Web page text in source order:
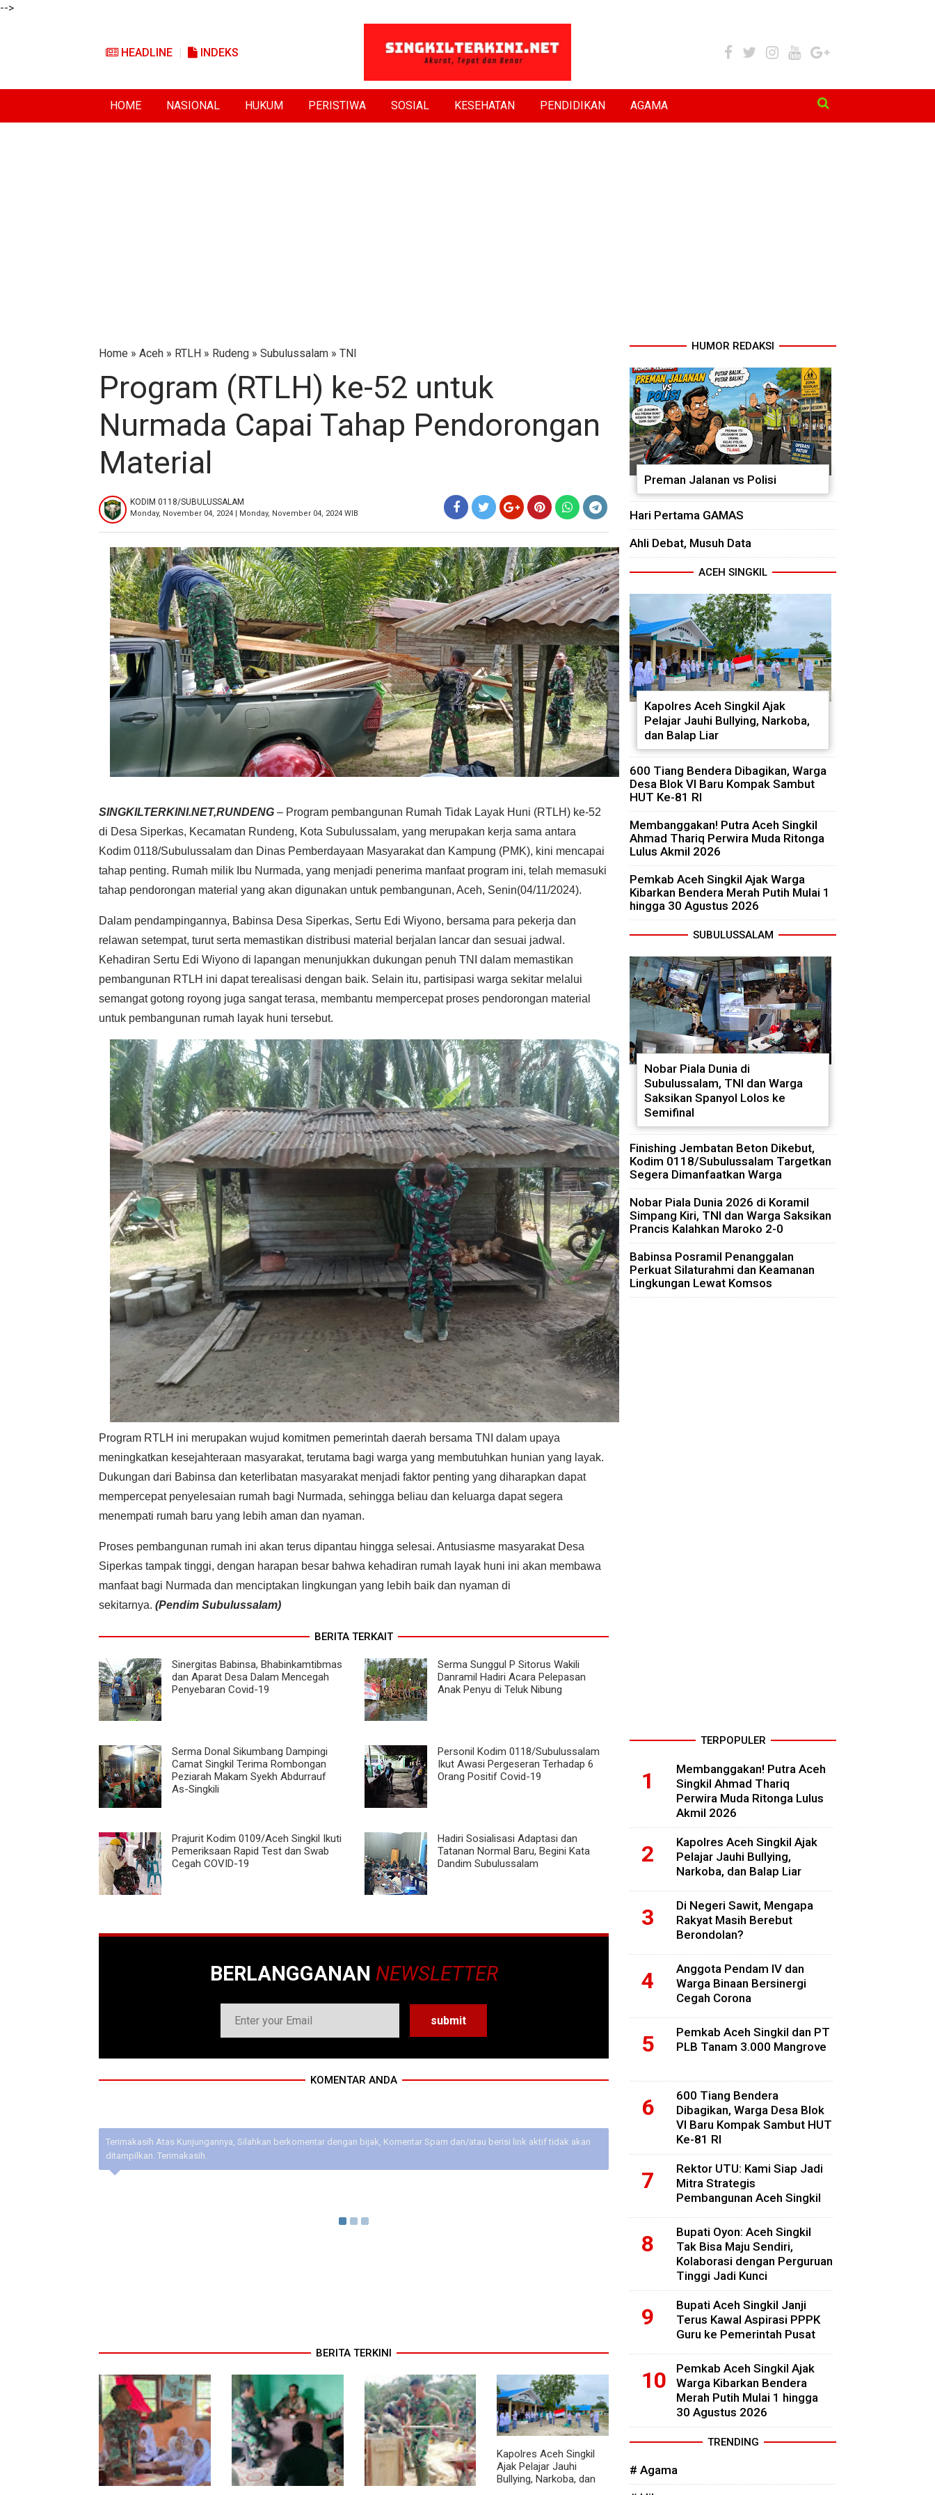
-->
HEADLINE INDEKS
HOME NASIONAL HUKUM PERISTIWA SOSIAL KESEHATAN PENDIDIKAN AGAMA
Home » Aceh » RTLH » Rudeng » Subulussalam » TNI
Program (RTLH) ke-52 untuk
Nurmada Capai Tahap Pendorongan
Material
KODIM 0118/SUBULUSSALAM
Monday, November 04, 2024 | Monday, November 04, 2024 WIB
SINGKILTERKINI.NET,RUNDENG – Program pembangunan Rumah Tidak Layak Huni (RTLH) ke-52
di Desa Siperkas, Kecamatan Rundeng, Kota Subulussalam, yang merupakan kerja sama antara
Kodim 0118/Subulussalam dan Dinas Pemberdayaan Masyarakat dan Kampung (PMK), kini mencapai
tahap penting. Rumah milik Ibu Nurmada, yang menjadi penerima manfaat program ini, telah memasuki
tahap pendorongan material yang akan digunakan untuk pembangunan, Aceh, Senin(04/11/2024).
Dalam pendampingannya, Babinsa Desa Siperkas, Sertu Edi Wiyono, bersama para pekerja dan
relawan setempat, turut serta memastikan distribusi material berjalan lancar dan sesuai jadwal.
Kehadiran Sertu Edi Wiyono di lapangan menunjukkan dukungan penuh TNI dalam memastikan
pembangunan RTLH ini dapat terealisasi dengan baik. Selain itu, partisipasi warga sekitar melalui
semangat gotong royong juga sangat terasa, membantu mempercepat proses pendorongan material
untuk pembangunan rumah layak huni tersebut.
Program RTLH ini merupakan wujud komitmen pemerintah daerah bersama TNI dalam upaya
meningkatkan kesejahteraan masyarakat, terutama bagi warga yang membutuhkan hunian yang layak.
Dukungan dari Babinsa dan keterlibatan masyarakat menjadi faktor penting yang diharapkan dapat
mempercepat penyelesaian rumah bagi Nurmada, sehingga beliau dan keluarga dapat segera
menempati rumah baru yang lebih aman dan nyaman.
Proses pembangunan rumah ini akan terus dipantau hingga selesai. Antusiasme masyarakat Desa
Siperkas tampak tinggi, dengan harapan besar bahwa kehadiran rumah layak huni ini akan membawa
manfaat bagi Nurmada dan menciptakan lingkungan yang lebih baik dan nyaman di
sekitarnya. (Pendim Subulussalam)
BERITA TERKAIT
Sinergitas Babinsa, Bhabinkamtibmas
dan Aparat Desa Dalam Mencegah
Penyebaran Covid-19
Serma Sunggul P Sitorus Wakili
Danramil Hadiri Acara Pelepasan
Anak Penyu di Teluk Nibung
Serma Donal Sikumbang Dampingi
Camat Singkil Terima Rombongan
Peziarah Makam Syekh Abdurrauf
As-Singkili
Personil Kodim 0118/Subulussalam
Ikut Awasi Pergeseran Terhadap 6
Orang Positif Covid-19
Prajurit Kodim 0109/Aceh Singkil Ikuti
Pemeriksaan Rapid Test dan Swab
Cegah COVID-19
Hadiri Sosialisasi Adaptasi dan
Tatanan Normal Baru, Begini Kata
Dandim Subulussalam
BERLANGGANAN NEWSLETTER
KOMENTAR ANDA
Terimakasih Atas Kunjungannya, Silahkan berkomentar dengan bijak, Komentar Spam dan/atau berisi link aktif tidak akan
ditampilkan. Terimakasih.
BERITA TERKINI
Kapolres Aceh Singkil
Ajak Pelajar Jauhi
Bullying, Narkoba, dan
HUMOR REDAKSI
Preman Jalanan vs Polisi
Hari Pertama GAMAS
Ahli Debat, Musuh Data
ACEH SINGKIL
Kapolres Aceh Singkil Ajak
Pelajar Jauhi Bullying, Narkoba,
dan Balap Liar
600 Tiang Bendera Dibagikan, Warga
Desa Blok VI Baru Kompak Sambut
HUT Ke-81 RI
Membanggakan! Putra Aceh Singkil
Ahmad Thariq Perwira Muda Ritonga
Lulus Akmil 2026
Pemkab Aceh Singkil Ajak Warga
Kibarkan Bendera Merah Putih Mulai 1
hingga 30 Agustus 2026
SUBULUSSALAM
Nobar Piala Dunia di
Subulussalam, TNI dan Warga
Saksikan Spanyol Lolos ke
Semifinal
Finishing Jembatan Beton Dikebut,
Kodim 0118/Subulussalam Targetkan
Segera Dimanfaatkan Warga
Nobar Piala Dunia 2026 di Koramil
Simpang Kiri, TNI dan Warga Saksikan
Prancis Kalahkan Maroko 2-0
Babinsa Posramil Penanggalan
Perkuat Silaturahmi dan Keamanan
Lingkungan Lewat Komsos
TERPOPULER
Membanggakan! Putra Aceh
Singkil Ahmad Thariq
Perwira Muda Ritonga Lulus
Akmil 2026
Kapolres Aceh Singkil Ajak
Pelajar Jauhi Bullying,
Narkoba, dan Balap Liar
Di Negeri Sawit, Mengapa
Rakyat Masih Berebut
Berondolan?
Anggota Pendam IV dan
Warga Binaan Bersinergi
Cegah Corona
Pemkab Aceh Singkil dan PT
PLB Tanam 3.000 Mangrove
600 Tiang Bendera
Dibagikan, Warga Desa Blok
VI Baru Kompak Sambut HUT
Ke-81 RI
Rektor UTU: Kami Siap Jadi
Mitra Strategis
Pembangunan Aceh Singkil
Bupati Oyon: Aceh Singkil
Tak Bisa Maju Sendiri,
Kolaborasi dengan Perguruan
Tinggi Jadi Kunci
Bupati Aceh Singkil Janji
Terus Kawal Aspirasi PPPK
Guru ke Pemerintah Pusat
Pemkab Aceh Singkil Ajak
Warga Kibarkan Bendera
Merah Putih Mulai 1 hingga
30 Agustus 2026
TRENDING
# Agama